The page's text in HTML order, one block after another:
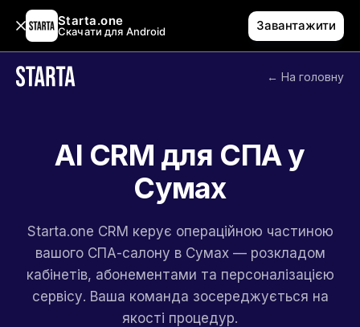
Starta.one
Скачати для Android Завантажити
← На головну
AI CRM для СПА у
Сумах
Starta.one CRM керує операційною частиною
вашого СПА-салону в Сумах — розкладом
кабінетів, абонементами та персоналізацією
сервісу. Ваша команда зосереджується на
якості процедур.